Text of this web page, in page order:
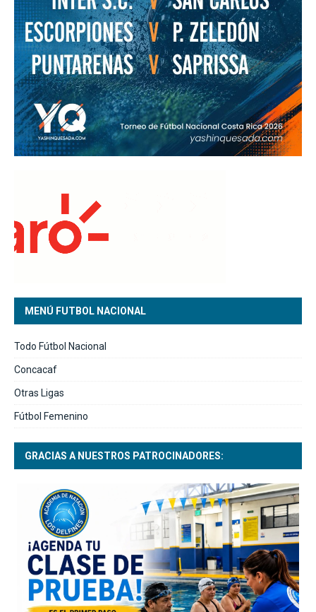
MENÚ FUTBOL NACIONAL
Todo Fútbol Nacional
Concacaf
Otras Ligas
Fútbol Femenino
GRACIAS A NUESTROS PATROCINADORES: